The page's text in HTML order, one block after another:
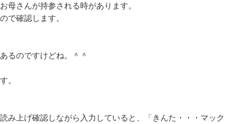
母さんが持参される時があります。
で確認します。
るのですけどね。＾＾
。
み上げ確認しながら入力していると、「きんた・・・マック